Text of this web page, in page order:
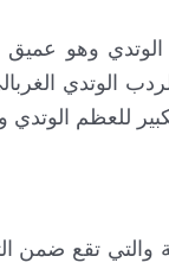
وهو عميق
الوتدي
للعظم
تقع ضمن